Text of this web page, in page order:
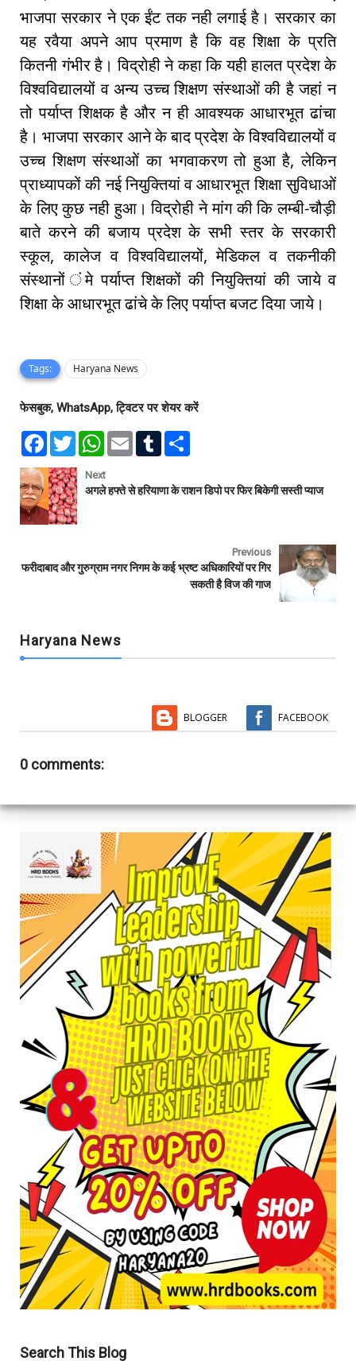
भाजपा सरकार ने एक ईंट तक नही लगाई है। सरकार का
यह रवैया अपने आप प्रमाण है कि वह शिक्षा के प्रति
कितनी गंभीर है। विद्रोही ने कहा कि यही हालत प्रदेश के
विश्वविद्यालयों व अन्य उच्च शिक्षण संस्थाओं की है जहां न
तो पर्याप्त शिक्षक है और न ही आवश्यक आधारभूत ढांचा
है। भाजपा सरकार आने के बाद प्रदेश के विश्वविद्यालयों व
उच्च शिक्षण संस्थाओं का भगवाकरण तो हुआ है, लेकिन
प्राध्यापकों की नई नियुक्तियां व आधारभूत शिक्षा सुविधाओं
के लिए कुछ नही हुआ। विद्रोही ने मांग की कि लम्बी-चौड़ी
बाते करने की बजाय प्रदेश के सभी स्तर के सरकारी
स्कूल, कालेज व विश्वविद्यालयों, मेडिकल व तकनीकी
संस्थानों ंमे पर्याप्त शिक्षकों की नियुक्तियां की जाये व
शिक्षा के आधारभूत ढांचे के लिए पर्याप्त बजट दिया जाये।
Tags: Haryana News
फेसबुक, WhatsApp, ट्विटर पर शेयर करें
F
e
b
o
o
k
T
w
t
t
e
r
W
t
s
E
l
T
l
e
Next
अगले हफ्ते से हरियाणा के राशन डिपो पर फिर बिकेगी सस्ती प्याज
Previous
फरीदाबाद और गुरुग्राम नगर निगम के कई भ्रष्ट अधिकारियों पर गिर
सकती है विज की गाज
Haryana News
BLOGGER FACEBOOK
0 comments:
Search This Blog